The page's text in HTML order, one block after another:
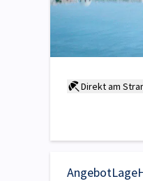
Direkt am
AngebotLage